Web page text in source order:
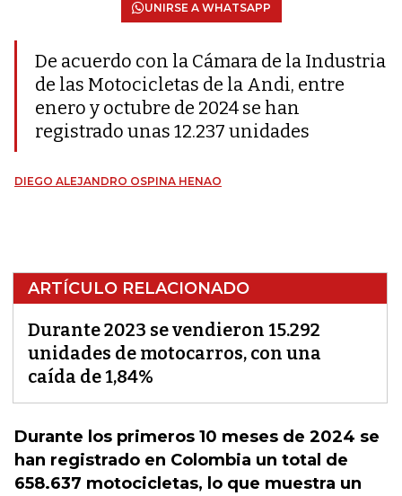
UNIRSE A WHATSAPP
De acuerdo con la Cámara de la Industria
de las Motocicletas de la Andi, entre
enero y octubre de 2024 se han
registrado unas 12.237 unidades
DIEGO ALEJANDRO OSPINA HENAO
ARTÍCULO RELACIONADO
Durante 2023 se vendieron 15.292
unidades de motocarros, con una
caída de 1,84%
Durante los primeros 10 meses de 2024 se
han registrado en Colombia un total de
658.637 motocicletas, lo que muestra un